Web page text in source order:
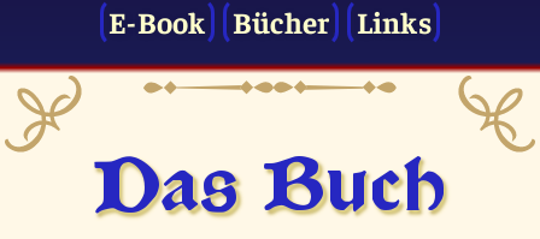
E-Book
Bücher Links
Das Buch